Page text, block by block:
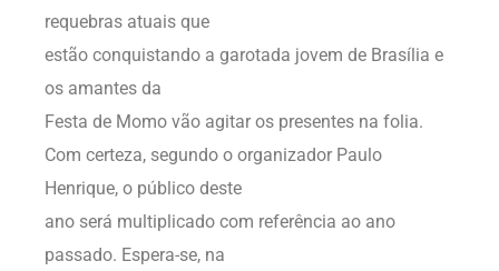
requebras atuais que
estão conquistando a garotada jovem de Brasília e
os amantes da
Festa de Momo vão agitar os presentes na folia.
Com certeza, segundo o organizador Paulo
Henrique, o público deste
ano será multiplicado com referência ao ano
passado. Espera-se, na